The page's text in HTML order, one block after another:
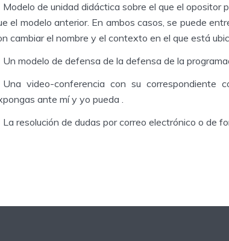
Modelo de unidad didáctica sobre el que el opositor
el modelo anterior. En ambos casos, se puede
cambiar el nombre y el contexto en el que está
Un modelo de defensa de la defensa de la
Una video-conferencia con su correspondiente
ante mí y yo pueda .
La resolución de dudas por correo electrónico o de